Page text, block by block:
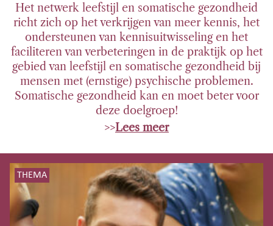
Het netwerk leefstijl en somatische gezondheid
richt zich op het verkrijgen van meer kennis, het
ondersteunen van kennisuitwisseling en het
faciliteren van verbeteringen in de praktijk op het
gebied van leefstijl en somatische gezondheid bij
mensen met (ernstige) psychische problemen.
Somatische gezondheid kan en moet beter voor
deze doelgroep!
>>Lees meer
THEMA